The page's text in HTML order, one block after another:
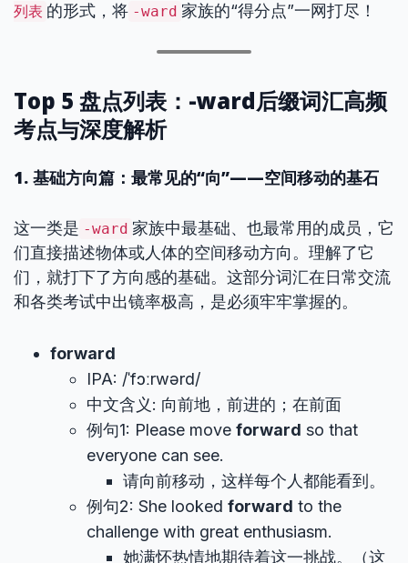
列表 的形式，将 -ward 家族的“得分点”一网打尽！
Top 5 盘点列表：-ward后缀词汇高频
考点与深度解析
1. 基础方向篇：最常见的“向”——空间移动的基石
这一类是 -ward 家族中最基础、也最常用的成员，它
们直接描述物体或人体的空间移动方向。理解了它
们，就打下了方向感的基础。这部分词汇在日常交流
和各类考试中出镜率极高，是必须牢牢掌握的。
forward
IPA: /ˈfɔːrwərd/
中文含义: 向前地，前进的；在前面
例句1: Please move forward so that
everyone can see.
请向前移动，这样每个人都能看到。
例句2: She looked forward to the
challenge with great enthusiasm.
她满怀热情地期待着这一挑战。（这